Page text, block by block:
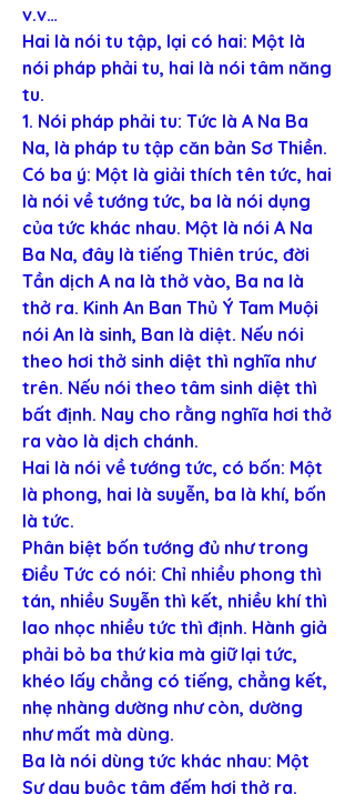
v.v…
Hai là nói tu tập, lại có hai: Một là
nói pháp phải tu, hai là nói tâm năng
tu.
1. Nói pháp phải tu: Tức là A Na Ba
Na, là pháp tu tập căn bản Sơ Thiền.
Có ba ý: Một là giải thích tên tức, hai
là nói về tướng tức, ba là nói dụng
của tức khác nhau. Một là nói A Na
Ba Na, đây là tiếng Thiên trúc, đời
Tần dịch A na là thở vào, Ba na là
thở ra. Kinh An Ban Thủ Ý Tam Muội
nói An là sinh, Ban là diệt. Nếu nói
theo hơi thở sinh diệt thì nghĩa như
trên. Nếu nói theo tâm sinh diệt thì
bất định. Nay cho rằng nghĩa hơi thở
ra vào là dịch chánh.
Hai là nói về tướng tức, có bốn: Một
là phong, hai là suyễn, ba là khí, bốn
là tức.
Phân biệt bốn tướng đủ như trong
Điều Tức có nói: Chỉ nhiều phong thì
tán, nhiều Suyễn thì kết, nhiều khí thì
lao nhọc nhiều tức thì định. Hành giả
phải bỏ ba thứ kia mà giữ lại tức,
khéo lấy chẳng có tiếng, chẳng kết,
nhẹ nhàng dường như còn, dường
như mất mà dùng.
Ba là nói dùng tức khác nhau: Một
Sư dạy buộc tâm đếm hơi thở ra.